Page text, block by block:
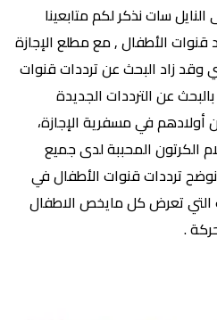
الاطفال 2025 على النايل سات نذكر لكم متابعينا
قنوات الأطفال , مع مطلع الإجازة
وقد زاد البحث عن ترددات قنوات
عن الترددات الجديدة
أولادهم في مسفرية الإجازة،
الكرتون المحببة لدى جميع
ترددات قنوات الأطفال في
التي تعرض كل مايخص الاطفال
.